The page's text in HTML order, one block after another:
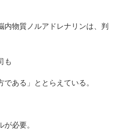
内物質ノルアドレナリンは、判
も
である」ととらえている。
必要。